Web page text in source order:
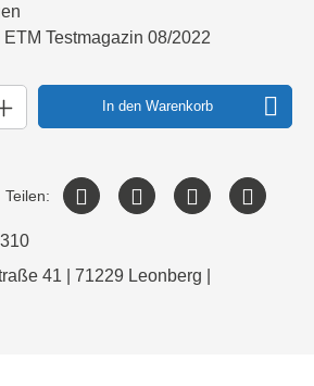
Testmagazin 08/2022
In den Warenkorb
Teilen:
41 | 71229 Leonberg |